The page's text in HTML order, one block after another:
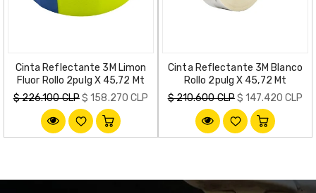
Cinta Reflectante 3M Limon
Fluor Rollo 2pulg X 45,72 Mt
Precio
habitual
$ 226.100 CLP$ 158.270 CLP
Cinta Reflectante 3M Blanco
Rollo 2pulg X 45,72 Mt
Precio
habitual
$ 210.600 CLP$ 147.420 CLP